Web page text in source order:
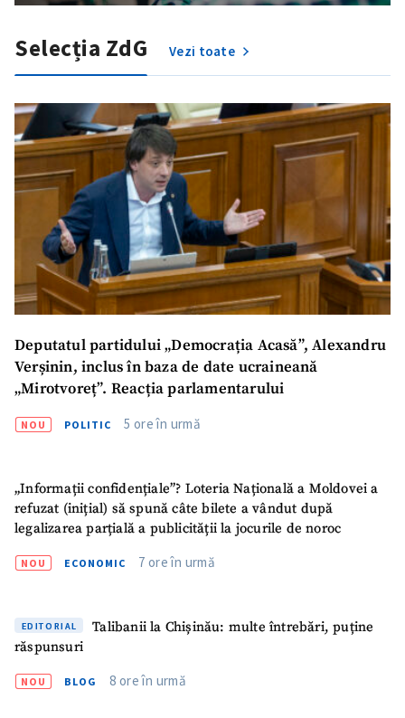
SUSȚINE
Selecția ZdG Vezi toate
Deputatul partidului „Democrația Acasă”, Alexandru
Verșinin, inclus în baza de date ucraineană
„Mirotvoreț”. Reacția parlamentarului
NOU POLITIC 5 ore în urmă
„Informații confidențiale”? Loteria Națională a Moldovei a
refuzat (inițial) să spună câte bilete a vândut după
legalizarea parțială a publicității la jocurile de noroc
NOU ECONOMIC 7 ore în urmă
EDITORIAL
Talibanii la Chișinău: multe întrebări, puține
răspunsuri
NOU BLOG 8 ore în urmă